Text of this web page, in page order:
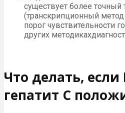
существует более
(транскрипционный
порог чувствительности
других
Что делать,
гепатит С